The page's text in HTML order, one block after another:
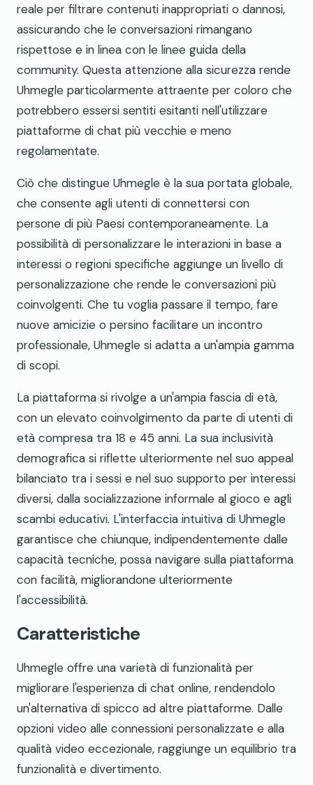
reale per filtrare contenuti inappropriati o dannosi,
assicurando che le conversazioni rimangano
rispettose e in linea con le linee guida della
community. Questa attenzione alla sicurezza rende
Uhmegle particolarmente attraente per coloro che
potrebbero essersi sentiti esitanti nell'utilizzare
piattaforme di chat più vecchie e meno
regolamentate.
Ciò che distingue Uhmegle è la sua portata globale,
che consente agli utenti di connettersi con
persone di più Paesi contemporaneamente. La
possibilità di personalizzare le interazioni in base a
interessi o regioni specifiche aggiunge un livello di
personalizzazione che rende le conversazioni più
coinvolgenti. Che tu voglia passare il tempo, fare
nuove amicizie o persino facilitare un incontro
professionale, Uhmegle si adatta a un'ampia gamma
di scopi.
La piattaforma si rivolge a un'ampia fascia di età,
con un elevato coinvolgimento da parte di utenti di
età compresa tra 18 e 45 anni. La sua inclusività
demografica si riflette ulteriormente nel suo appeal
bilanciato tra i sessi e nel suo supporto per interessi
diversi, dalla socializzazione informale al gioco e agli
scambi educativi. L'interfaccia intuitiva di Uhmegle
garantisce che chiunque, indipendentemente dalle
capacità tecniche, possa navigare sulla piattaforma
con facilità, migliorandone ulteriormente
l'accessibilità.
Caratteristiche
Uhmegle offre una varietà di funzionalità per
migliorare l'esperienza di chat online, rendendolo
un'alternativa di spicco ad altre piattaforme. Dalle
opzioni video alle connessioni personalizzate e alla
qualità video eccezionale, raggiunge un equilibrio tra
funzionalità e divertimento.